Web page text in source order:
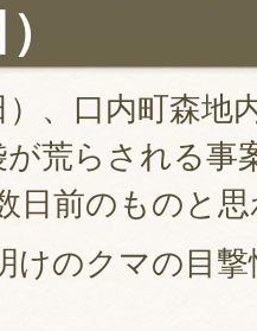
、口内町森地
荒らされる事
日前のものと
けのクマの目